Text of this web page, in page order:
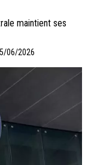
maintient ses
06/2026